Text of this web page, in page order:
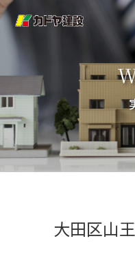
大田区山